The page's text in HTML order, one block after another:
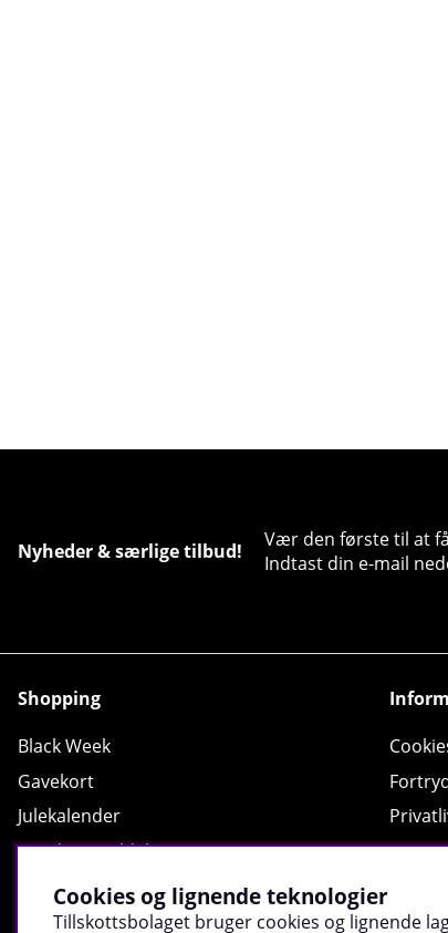
Nyheder & særlige tilbud!
Vær den første til at
Indtast din e-mail
Shopping
Black Week
Gavekort
Julekalender
Kundeanmeldelser
Opskrift
Shopping guide
Cookies og lignende teknologier
Tillskottsbolaget bruger cookies og lignende